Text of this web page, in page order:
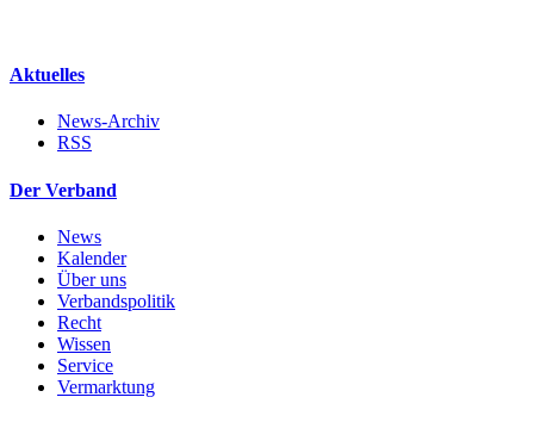
Aktuelles
News-Archiv
RSS
Der Verband
News
Kalender
Über uns
Verbandspolitik
Recht
Wissen
Service
Vermarktung